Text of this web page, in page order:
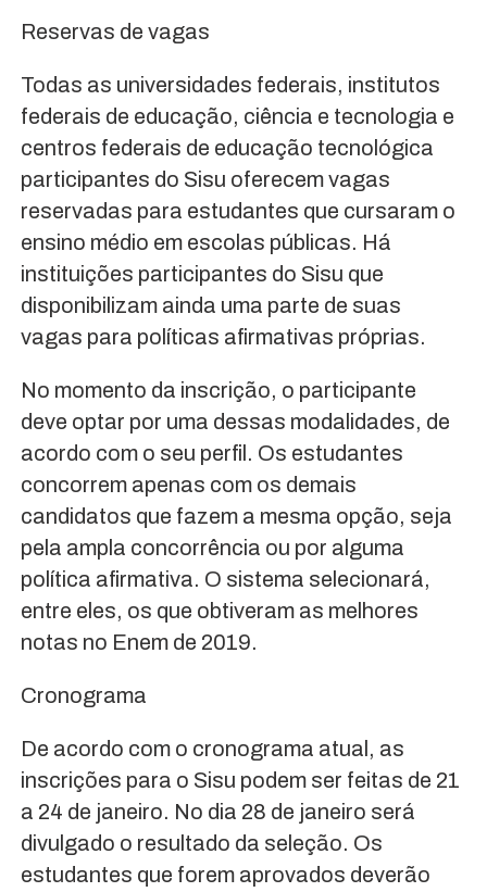
Reservas de vagas
Todas as universidades federais, institutos
federais de educação, ciência e tecnologia e
centros federais de educação tecnológica
participantes do Sisu oferecem vagas
reservadas para estudantes que cursaram o
ensino médio em escolas públicas. Há
instituições participantes do Sisu que
disponibilizam ainda uma parte de suas
vagas para políticas afirmativas próprias.
No momento da inscrição, o participante
deve optar por uma dessas modalidades, de
acordo com o seu perfil. Os estudantes
concorrem apenas com os demais
candidatos que fazem a mesma opção, seja
pela ampla concorrência ou por alguma
política afirmativa. O sistema selecionará,
entre eles, os que obtiveram as melhores
notas no Enem de 2019.
Cronograma
De acordo com o cronograma atual, as
inscrições para o Sisu podem ser feitas de 21
a 24 de janeiro. No dia 28 de janeiro será
divulgado o resultado da seleção. Os
estudantes que forem aprovados deverão